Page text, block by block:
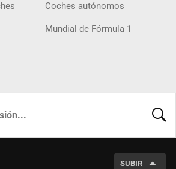
Coches autónomos
Mundial de Fórmula 1
SUBIR